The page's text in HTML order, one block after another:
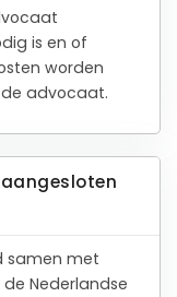
is en of
worden
advocaat.
samen met
Nederlandse